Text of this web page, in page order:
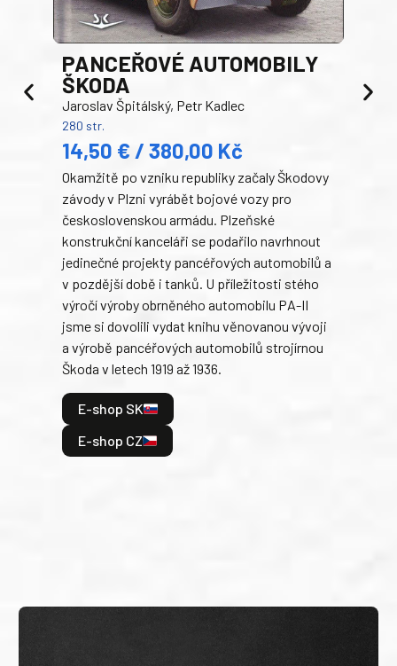
PANCEŘOVÉ AUTOMOBILY
ŠKODA
Jaroslav Špitálský, Petr Kadlec
280 str.
14,50 € / 380,00 Kč
Okamžitě po vzniku republiky začaly Škodovy
závody v Plzni vyrábět bojové vozy pro
československou armádu. Plzeňské
konstrukční kanceláři se podařilo navrhnout
jedinečné projekty pancéřových automobilů a
v pozdější době i tanků. U příležitosti stého
výročí výroby obrněného automobilu PA-II
jsme si dovolili vydat knihu věnovanou vývoji
a výrobě pancéřových automobilů strojírnou
Škoda v letech 1919 až 1936.
E-shop SK
E-shop CZ